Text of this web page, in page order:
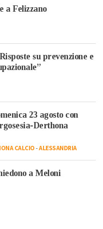
a Felizzano
su prevenzione e
23 agosto con
Derthona
CALCIO-ALESSANDRIA
a Meloni